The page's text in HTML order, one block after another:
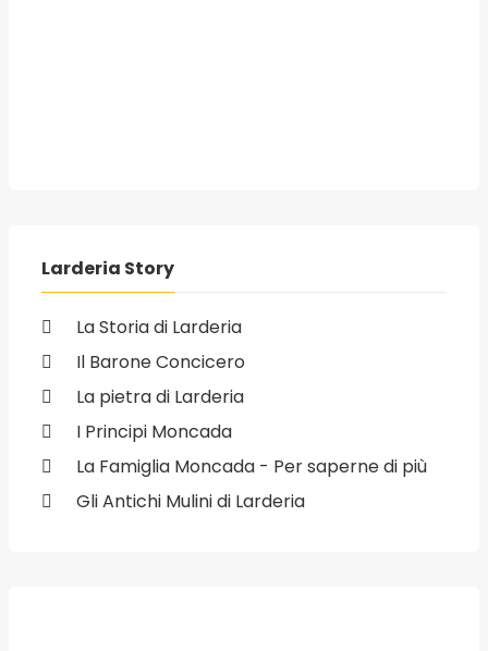
Larderia Story
La Storia di Larderia
Il Barone Concicero
La pietra di Larderia
I Principi Moncada
La Famiglia Moncada - Per saperne di più
Gli Antichi Mulini di Larderia